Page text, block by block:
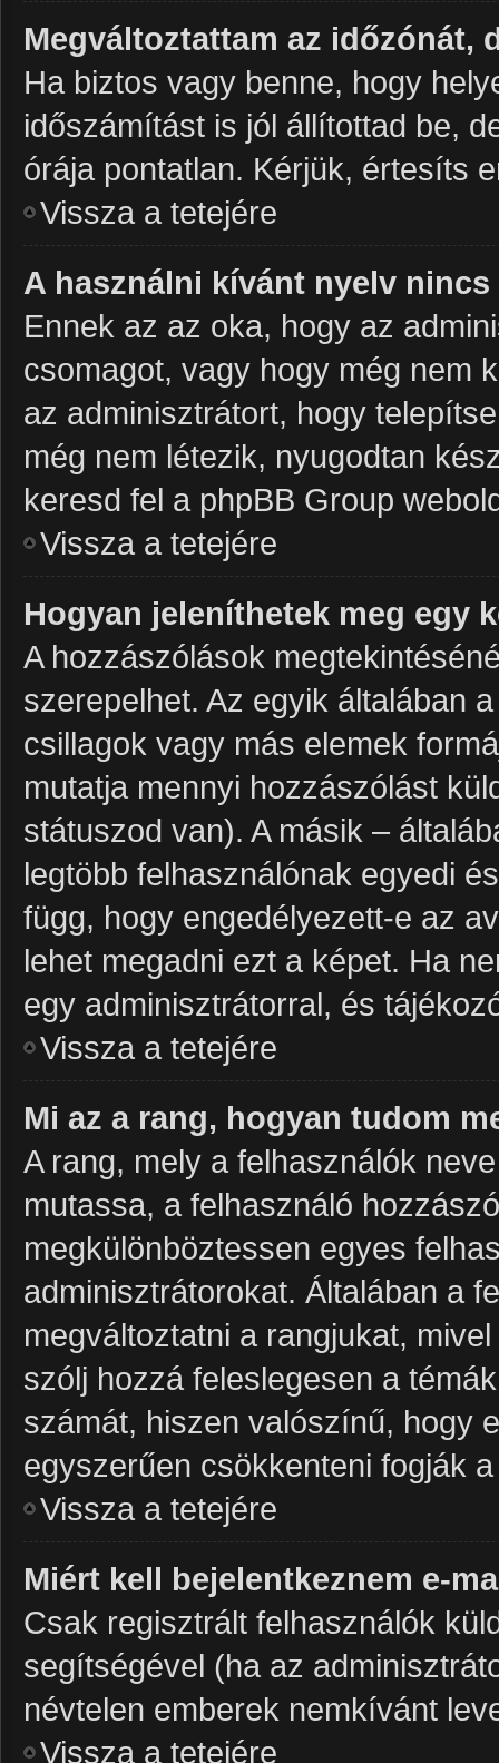
Megváltoztattam az időzónát,
Ha biztos vagy benne, hogy
időszámítást is jól állítottad be,
órája pontatlan. Kérjük, értesíts
Vissza a tetejére
A használni kívánt nyelv
Ennek az az oka, hogy az
csomagot, vagy hogy még nem
az adminisztrátort, hogy
még nem létezik, nyugodtan
keresd fel a phpBB Group
Vissza a tetejére
Hogyan jeleníthetek meg egy
A hozzászólások
szerepelhet. Az egyik általában
csillagok vagy más elemek
mutatja mennyi hozzászólást
státuszod van). A másik –
legtöbb felhasználónak egyedi
függ, hogy engedélyezett-e az
lehet megadni ezt a képet. Ha
egy adminisztrátorral, és
Vissza a tetejére
Mi az a rang, hogyan tudom
A rang, mely a felhasználók
mutassa, a felhasználó
megkülönböztessen egyes
adminisztrátorokat. Általában a
megváltoztatni a rangjukat,
szólj hozzá feleslegesen a
számát, hiszen valószínű, hogy
egyszerűen csökkenteni fogják
Vissza a tetejére
Miért kell bejelentkeznem e-
Csak regisztrált felhasználók
segítségével (ha az
névtelen emberek nemkívánt
Vissza a tetejére